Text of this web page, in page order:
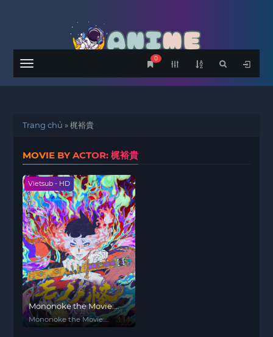
Menu
0
Trang chủ »梶裕貴
MOVIE BY ACTOR: 梶裕貴
Vietsub - HD
Mononoke the Movie:
Chapter II - The Ashes of
Rage
Mononoke the Movie: